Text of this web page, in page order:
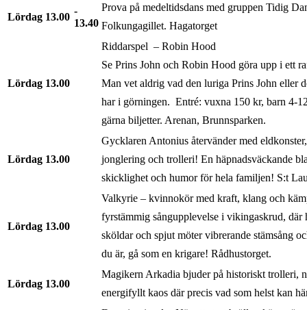
Lördag 13.00
13.40
Prova på medeltidsdans med gruppen Tidig
Folkungagillet. Hagatorget
Lördag 13.00
Riddarspel – Robin Hood
Se Prins John och Robin Hood göra upp i ett
Man vet aldrig vad den luriga Prins John eller
har i görningen. Entré: vuxna 150 kr, barn 4-
gärna biljetter. Arenan, Brunnsparken.
Lördag 13.00
Gycklaren Antonius återvänder med
jonglering och trolleri! En häpnadsväckande
skicklighet och humor för hela familjen! S:t
Lördag 13.00
Valkyrie – kvinnokör med kraft, klang och
fyrstämmig sångupplevelse i vikingaskrud, där
sköldar och spjut möter vibrerande stämsång
du är, gå som en krigare! Rådhustorget.
Lördag 13.00
Magikern Arkadia bjuder på historiskt trolleri,
energifyllt kaos där precis vad som helst kan